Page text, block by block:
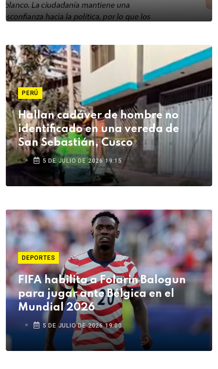
PERÚ
Hallan cadáver de hombre no
identificado en una vereda de
San Sebastián, Cusco
5 DE JULIO DE 2026 19:15
DEPORTES
FIFA habilita a Folarin Balogun
para jugar ante Bélgica en el
Mundial 2026
5 DE JULIO DE 2026 19:00